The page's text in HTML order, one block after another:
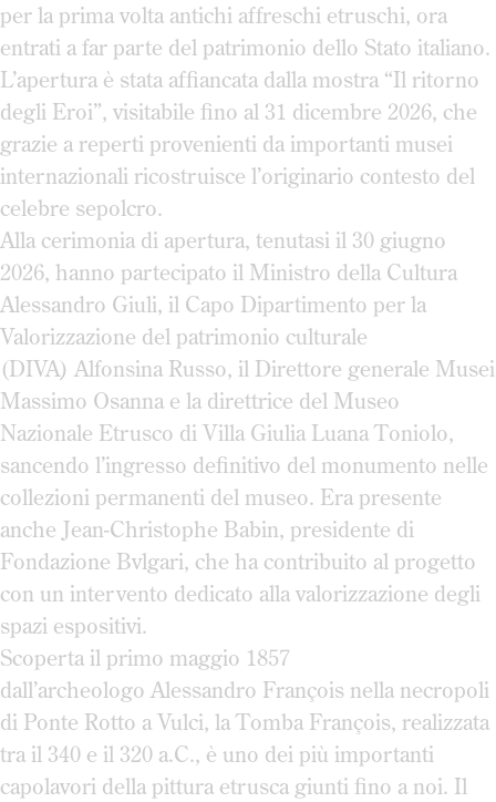
per la prima volta antichi affreschi etruschi, ora
entrati a far parte del patrimonio dello Stato italiano.
L’apertura è stata affiancata dalla mostra “Il ritorno
degli Eroi”, visitabile fino al 31 dicembre 2026, che
grazie a reperti provenienti da importanti musei
internazionali ricostruisce l’originario contesto del
celebre sepolcro.
Alla cerimonia di apertura, tenutasi il 30 giugno
2026, hanno partecipato il Ministro della Cultura
Alessandro Giuli, il Capo Dipartimento per la
Valorizzazione del patrimonio culturale
(DIVA) Alfonsina Russo, il Direttore generale Musei
Massimo Osanna e la direttrice del Museo
Nazionale Etrusco di Villa Giulia Luana Toniolo,
sancendo l’ingresso definitivo del monumento nelle
collezioni permanenti del museo. Era presente
anche Jean-Christophe Babin, presidente di
Fondazione Bvlgari, che ha contribuito al progetto
con un intervento dedicato alla valorizzazione degli
spazi espositivi.
Scoperta il primo maggio 1857
dall’archeologo Alessandro François nella necropoli
di Ponte Rotto a Vulci, la Tomba François, realizzata
tra il 340 e il 320 a.C., è uno dei più importanti
capolavori della pittura etrusca giunti fino a noi. Il